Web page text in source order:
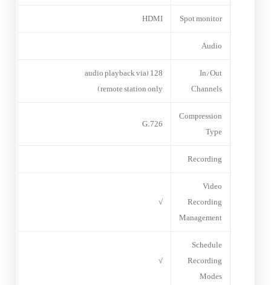
Spot monitor
HDMI
Audio
In/Out
Channels
128 (audio playback via
remote station only)
Compression
Type
G.726
Recording
Video
Recording
Management
√
Schedule
Recording
Modes
√